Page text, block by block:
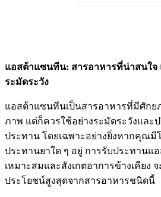
แอสต้าแซนทีน: สารอาหารที่น่าสนใจ
ระมัดระวัง
แอสต้าแซนทีนเป็นสารอาหารที่มีศักย
ภาพ แต่ก็ควรใช้อย่างระมัดระวังและ
ประทาน โดยเฉพาะอย่างยิ่งหากคุณมี
ประทานยาใด ๆ อยู่ การรับประทาน
เหมาะสมและสังเกตอาการข้างเคียง
ประโยชน์สูงสุดจากสารอาหารชนิดนี้